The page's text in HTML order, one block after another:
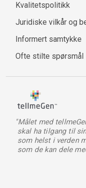
Kvalitetspolitikk
Juridiske vilkår og
Informert samtykke
Ofte stilte spørsmål
"Målet med
skal ha tilgang til
som helst i verden
som de kan dele